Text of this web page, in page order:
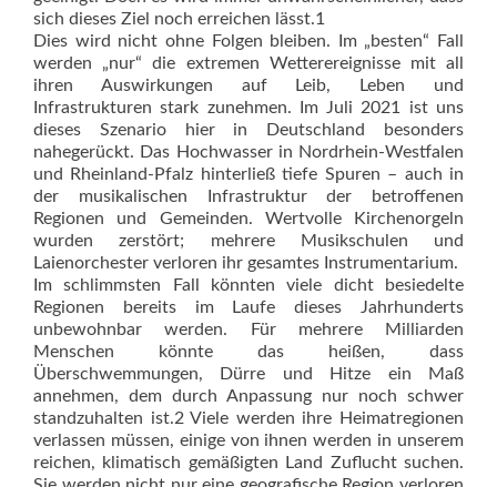
sich dieses Ziel noch erreichen lässt.1
Dies wird nicht ohne Folgen bleiben. Im „besten“ Fall
werden „nur“ die extremen Wetterereignisse mit all
ihren Auswirkungen auf Leib, Leben und
Infrastrukturen stark zunehmen. Im Juli 2021 ist uns
dieses Szenario hier in Deutschland besonders
nahegerückt. Das Hochwasser in Nordrhein-Westfalen
und Rheinland-Pfalz hinterließ tiefe Spuren – auch in
der musikalischen Infrastruktur der betroffenen
Regionen und Gemeinden. Wertvolle Kirchenorgeln
wurden zerstört; mehrere Musikschulen und
Laienorchester verloren ihr gesamtes Ins­trumentarium.
Im schlimmsten Fall könnten viele dicht besiedelte
Regionen bereits im Laufe dieses Jahrhunderts
unbewohnbar werden. Für mehrere Milliarden
Menschen könnte das heißen, dass
Überschwemmungen, Dürre und Hitze ein Maß
annehmen, dem durch Anpassung nur noch schwer
standzuhalten ist.2 Viele werden ihre Heimat­regionen
verlassen müssen, einige von ihnen werden in unserem
reichen, klimatisch gemäßigten Land Zuflucht suchen.